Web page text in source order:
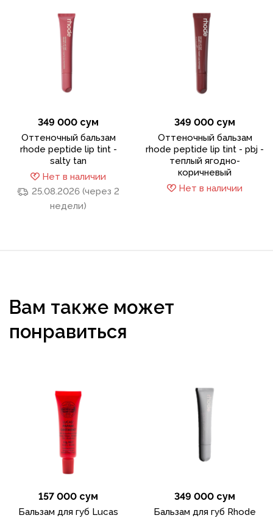
349 000 сум
Оттеночный бальзам
rhode peptide lip tint -
salty tan
Нет в наличии
25.08.2026 (через 2
недели)
349 000 сум
Оттеночный бальзам
rhode peptide lip tint - pbj -
теплый ягодно-
коричневый
Нет в наличии
Вам также может
понравиться
157 000 сум
Бальзам для губ Lucas
349 000 сум
Бальзам для губ Rhode